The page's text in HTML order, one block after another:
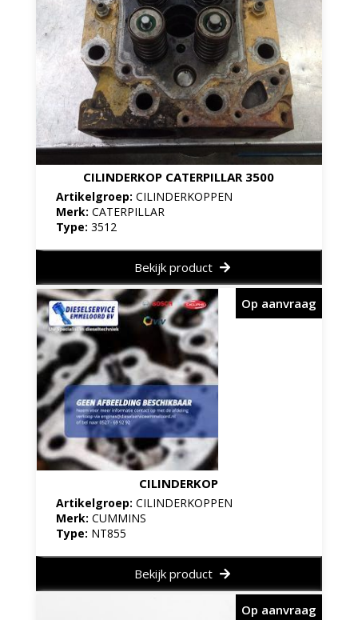
CILINDERKOP CATERPILLAR 3500
Artikelgroep: CILINDERKOPPEN
Merk: CATERPILLAR
Type: 3512
Bekijk product
CILINDERKOP
Artikelgroep: CILINDERKOPPEN
Merk: CUMMINS
Type: NT855
Op aanvraag
Bekijk product
Op aanvraag